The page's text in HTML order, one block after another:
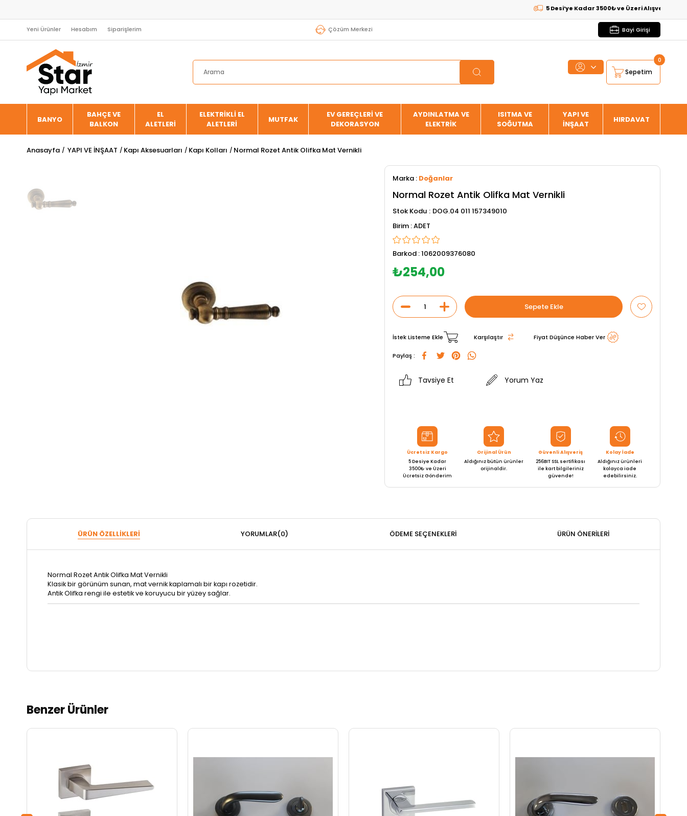
5 Desi’ye Kadar 3500₺ ve Üzeri Alışverişlerde
Yeni Ürünler Hesabım Siparişlerim Çözüm Merkezi Bayi Girişi
Sepetim
0
BANYO
BAHÇE VE
BALKON
EL
ALETLERİ
ELEKTRİKLİ EL
ALETLERİ
MUTFAK
EV GEREÇLERİ VE
DEKORASYON
AYDINLATMA VE
ELEKTRİK
ISITMA VE
SOĞUTMA
YAPI VE
İNŞAAT
HIRDAVAT
Anasayfa YAPI VE İNŞAAT Kapı Aksesuarları Kapı Kolları Normal Rozet Antik Olifka Mat Vernikli
Marka : Doğanlar
Normal Rozet Antik Olifka Mat Vernikli
Stok Kodu
DOG.04 011 157349010
ADET
Barkod :1062009376080
₺254,00
İstek Listeme Ekle Karşılaştır Fiyat Düşünce Haber Ver
Paylaş :
Tavsiye Et Yorum Yaz
Ücretsiz Kargo
5 Desiye Kadar
3500₺ ve Üzeri
Ücretsiz Gönderim
Orijinal Ürün
Aldığınız bütün ürünler
orijinaldir.
Güvenli Alışveriş
256BIT SSL sertifikası
ile kart bilgileriniz
güvende!
Kolay İade
Aldığınız ürünleri
kolayca iade
edebilirsiniz.
ÜRÜN ÖZELLIKLERI YORUMLAR(0) ÖDEME SEÇENEKLERI ÜRÜN ÖNERILERI
Normal Rozet Antik Olifka Mat Vernikli
Klasik bir görünüm sunan, mat vernik kaplamalı bir kapı rozetidir.
Antik Olifka rengi ile estetik ve koruyucu bir yüzey sağlar.
Benzer Ürünler